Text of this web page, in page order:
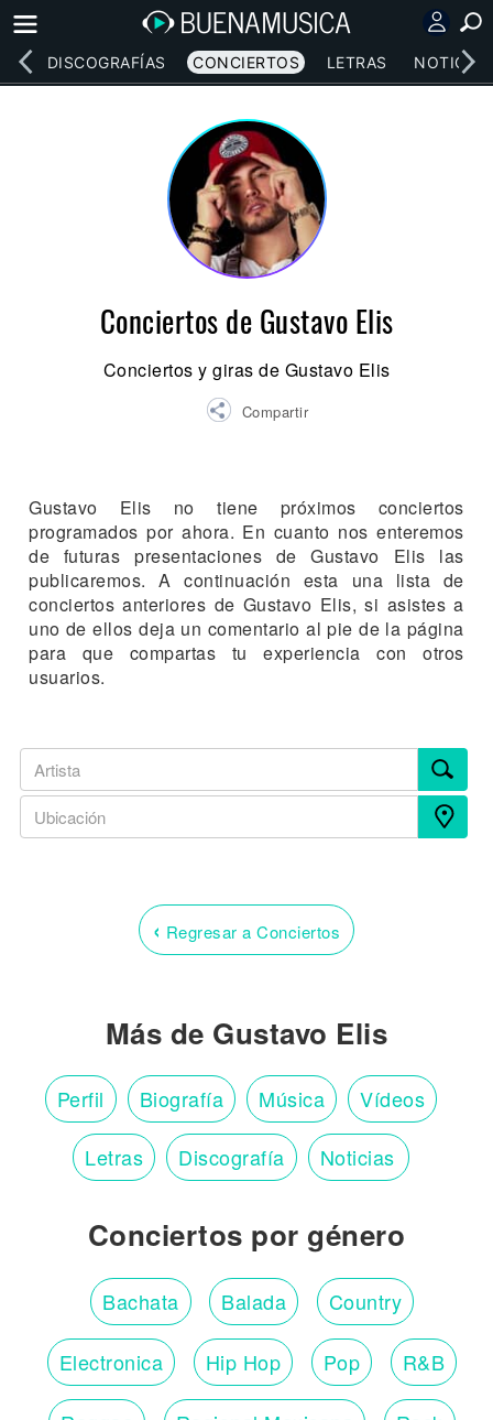
DISCOGRAFÍAS CONCIERTOS LETRAS NOTICIAS
Conciertos de Gustavo Elis
Conciertos y giras de Gustavo Elis
Compartir
Gustavo Elis no tiene próximos conciertos
programados por ahora. En cuanto nos enteremos
de futuras presentaciones de Gustavo Elis las
publicaremos. A continuación esta una lista de
conciertos anteriores de Gustavo Elis, si asistes a
uno de ellos deja un comentario al pie de la página
para que compartas tu experiencia con otros
usuarios.
‹ Regresar a Conciertos
Más de Gustavo Elis
Perfil Biografía Música Vídeos
Letras Discografía Noticias
Conciertos por género
Bachata Balada Country
Electronica Hip Hop Pop R&B